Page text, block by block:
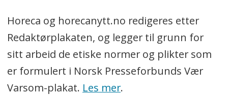
Horeca og horecanytt.no redigeres etter
Redaktørplakaten, og legger til grunn for
sitt arbeid de etiske normer og plikter som
er formulert i Norsk Presseforbunds Vær
Varsom-plakat. Les mer.